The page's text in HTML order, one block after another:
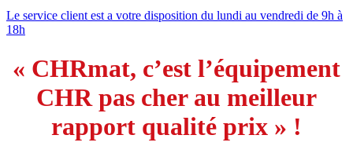
Le service client est a votre disposition du lundi au vendredi de 9h à
18h
« CHRmat, c’est l’équipement
CHR pas cher au meilleur
rapport qualité prix » !